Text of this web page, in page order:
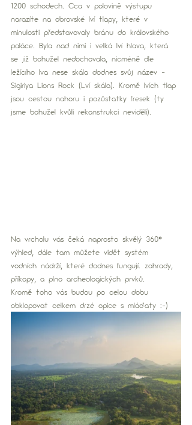
1200 schodech. Cca v polovině výstupu
narazíte na obrovské lví tlapy, které v
minulosti představovaly bránu do královského
paláce. Byla nad nimi i velká lví hlava, která
se již bohužel nedochovala, nicméně dle
ležícího lva nese skála dodnes svůj název -
Sigiriya Lions Rock (Lví skála). Kromě lvích tlap
jsou cestou nahoru i pozůstatky fresek (ty
jsme bohužel kvůli rekonstrukci neviděli).
Na vrcholu vás čeká naprosto skvělý 360°
výhled, dále tam můžete vidět systém
vodních nádrží, které dodnes fungují. zahrady,
příkopy, a plno archeologických prvků.
Kromě toho vás budou po celou dobu
obklopovat celkem drzé opice s mláďaty :-)